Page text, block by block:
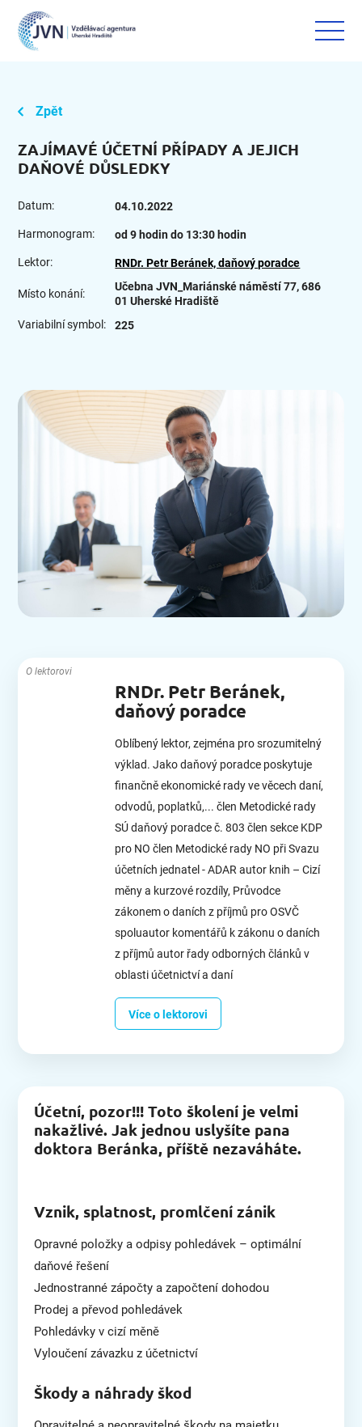
Zpět
ZAJÍMAVÉ ÚČETNÍ PŘÍPADY A JEJICH
DAŇOVÉ DŮSLEDKY
Datum: 04.10.2022
Harmonogram: od 9 hodin do 13:30 hodin
Lektor: RNDr. Petr Beránek, daňový poradce
Místo konání:
Učebna JVN_Mariánské náměstí 77, 686
01 Uherské Hradiště
Variabilní symbol:
225
O lektorovi
RNDr. Petr Beránek,
daňový poradce
Oblíbený lektor, zejména pro srozumitelný
výklad. Jako daňový poradce poskytuje
finančně ekonomické rady ve věcech daní,
odvodů, poplatků,... člen Metodické rady
SÚ daňový poradce č. 803 člen sekce KDP
pro NO člen Metodické rady NO při Svazu
účetních jednatel - ADAR autor knih – Cizí
měny a kurzové rozdíly, Průvodce
zákonem o daních z příjmů pro OSVČ
spoluautor komentářů k zákonu o daních
z příjmů autor řady odborných článků v
oblasti účetnictví a daní
Více o lektorovi
Účetní, pozor!!! Toto školení je velmi
nakažlivé. Jak jednou uslyšíte pana
doktora Beránka, příště nezaváháte.
Vznik, splatnost, promlčení zánik
Opravné položky a odpisy pohledávek – optimální
daňové řešení
Jednostranné zápočty a započtení dohodou
Prodej a převod pohledávek
Pohledávky v cizí měně
Vyloučení závazku z účetnictví
Škody a náhrady škod